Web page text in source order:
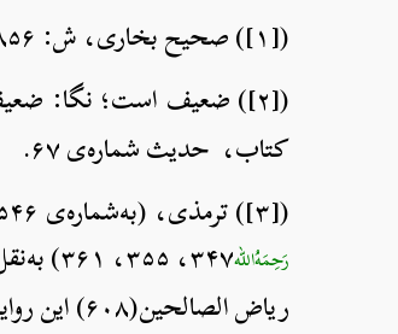
([۱]) صحیح بخاری، ش: ۲۸۵۶؛ و صحیح مسلم، ش: ۳۰.
([۲]) ضعیف است؛ نگا: ضعیف ابن‌ماجه، ش: ۹۳۰؛ و ضعیف الجامع الصغیر، ش: ۴۳۰۵؛ از آلبانی
کتاب، حدیث شماره‌ی ۶۷.
([۳]) ترمذی، (به‌شماره‌ی ۲۵۴۶) روایت کرده و آن را حسن دانسته است؛ و نیز روایت: ابن‌ماجه، ش: (۴۲۸۹)، و احمد (۵
رَحِمَهُ‌الله۳۴۷، ۳۵۵، ۳۶۱) به‌نقل از بریده و روایت احمد (۱
ریاض الصالحین(۶۰۸) این روایت را صحیح دانسته است.